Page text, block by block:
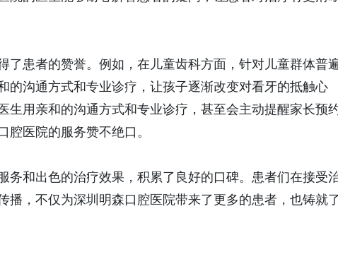
患者的赞誉。例如，在儿童齿科方面，针对儿童群体普
的沟通方式和专业诊疗，让孩子逐渐改变对看牙的抵触心
生用亲和的沟通方式和专业诊疗，甚至会主动提醒家长预
医院的服务赞不绝口。
和出色的治疗效果，积累了良好的口碑。患者们在接受
播，不仅为深圳明森口腔医院带来了更多的患者，也铸就